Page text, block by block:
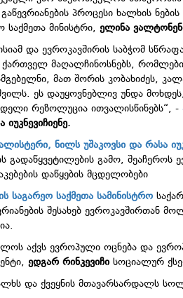
პროცესი ხალხის
საქმეთა მინისტრი, ელინა
და ევროკავშირის საბჭომ
ქართველ მაღალჩინოსნებს,
მათ შორის კობახიძეს,
ეს დაუყოვნებლივ უნდა
რეზოლუცია ითვალისწინებს“, -
იუკნევიჩიენე.
ნილს უშაკოვსი და რასა
გამო, შეაჩეროს
დაწყების მცდელობები
საგარეო საქმეთა სამინისტრო
შესახებ ევროკავშირთან
აქვს ევროპული ოცნება და
ედგარ რინკევიჩისოციალურ
და ქვეყნის მთავარსარდალს